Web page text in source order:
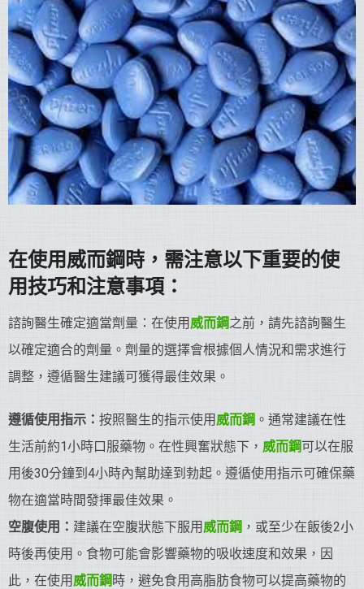
在使用威而鋼時，需注意以下重要的使
用技巧和注意事項：
諮詢醫生確定適當劑量：在使用 威而鋼之前，請先諮詢醫生
以確定適合的劑量。劑量的選擇會根據個人情況和需求進行
調整，遵循醫生建議可獲得最佳效果。
遵循使用指示： 按照醫生的指示使用 威而鋼 。通常建議在性
生活前約1小時口服藥物。在性興奮狀態下， 威而鋼可以在服
用後30分鐘到4小時內幫助達到勃起。遵循使用指示可確保藥
物在適當時間發揮最佳效果。
空腹使用： 建議在空腹狀態下服用 威而鋼 ，或至少在飯後2小
時後再使用。食物可能會影響藥物的吸收速度和效果，因
此，在使用 威而鋼 時，避免食用高脂肪食物可以提高藥物的